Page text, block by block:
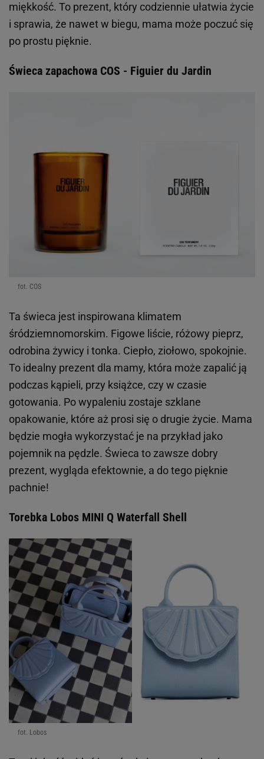
miękkość. To prezent, który codziennie ułatwia życie
i sprawia, że nawet w biegu, mama może poczuć się
po prostu pięknie.
Świeca zapachowa COS - Figuier du Jardin
fot. COS
Ta świeca jest inspirowana klimatem
śródziemnomorskim. Figowe liście, różowy pieprz,
odrobina żywicy i tonka. Ciepło, ziołowo, spokojnie.
To idealny prezent dla mamy, która może zapalić ją
podczas kąpieli, przy książce, czy w czasie
gotowania. Po wypaleniu zostaje szklane
opakowanie, które aż prosi się o drugie życie. Mama
będzie mogła wykorzystać je na przykład jako
pojemnik na pędzle. Świeca to zawsze dobry
prezent, wygląda efektownie, a do tego pięknie
pachnie!
Torebka Lobos MINI Q Waterfall Shell
fot. Lobos